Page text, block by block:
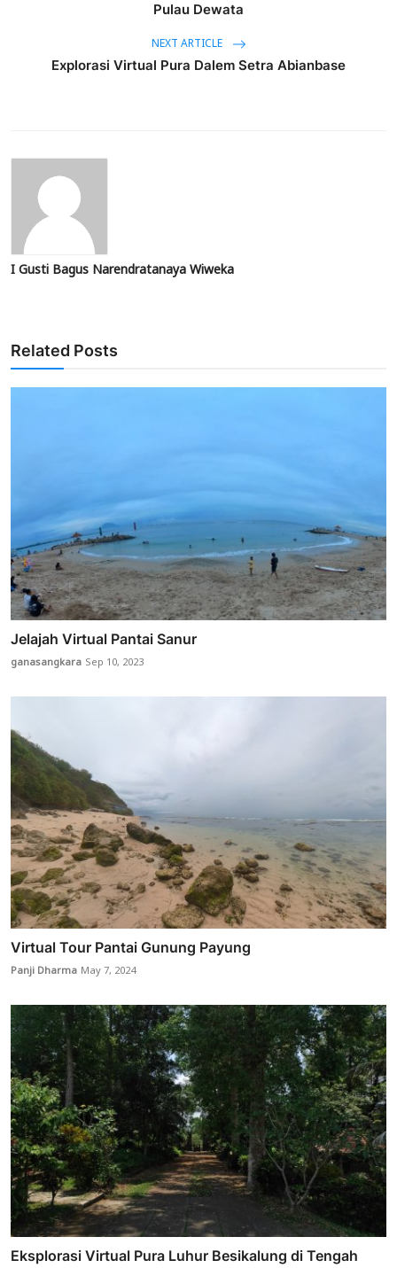
Pulau Dewata
NEXT ARTICLE
Explorasi Virtual Pura Dalem Setra Abianbase
I Gusti Bagus Narendratanaya Wiweka
Related Posts
Jelajah Virtual Pantai Sanur
ganasangkara Sep 10, 2023
Virtual Tour Pantai Gunung Payung
Panji Dharma May 7, 2024
Eksplorasi Virtual Pura Luhur Besikalung di Tengah